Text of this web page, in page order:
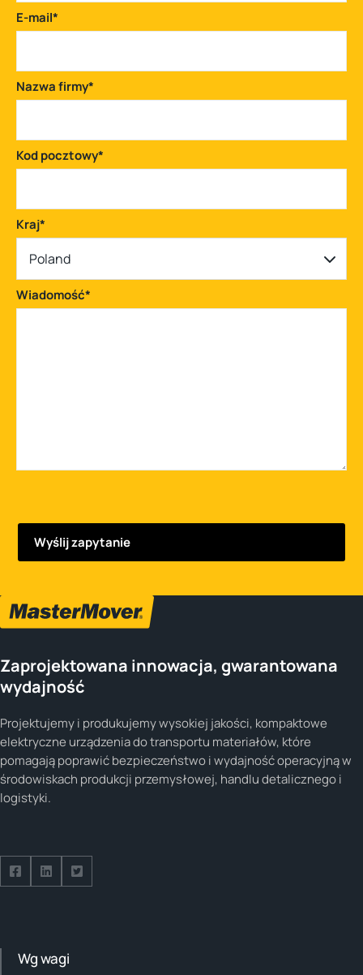
E-mail*
Nazwa firmy*
Kod pocztowy*
Kraj*
Poland
Wiadomość*
Zaprojektowana innowacja, gwarantowana
wydajność
Projektujemy i produkujemy wysokiej jakości, kompaktowe
elektryczne urządzenia do transportu materiałów, które
pomagają poprawić bezpieczeństwo i wydajność operacyjną w
środowiskach produkcji przemysłowej, handlu detalicznego i
logistyki.
Follow us on Facebook
Follow us on Facebook
Follow us on Facebook
Wg wagi